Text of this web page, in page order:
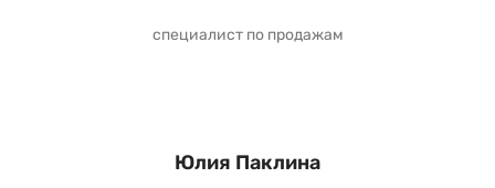
специалист по продажам
Юлия Паклина